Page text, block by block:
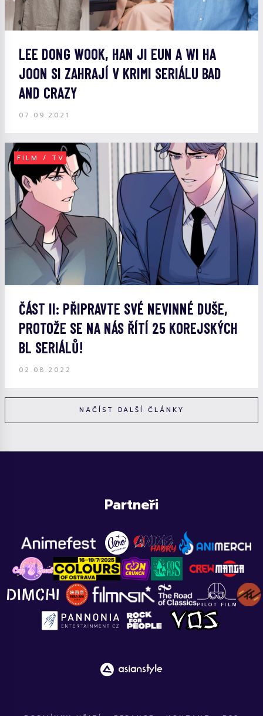
LEE DONG WOOK, HAN JI EUN A WI HA
JOON SI ZAHRAJÍ V KRIMI SERIÁLU BAD
AND CRAZY
07.09.2021
FILM / TV
ČÁST II: PŘIPRAVTE SVÉ NEVINNÉ DUŠE,
PROTOŽE SE NA NÁS ŘÍTÍ 25 KOREJSKÝCH
BL SERIÁLŮ!
02.08.2022
NAČÍST DALŠÍ ČLÁNKY
Partneři